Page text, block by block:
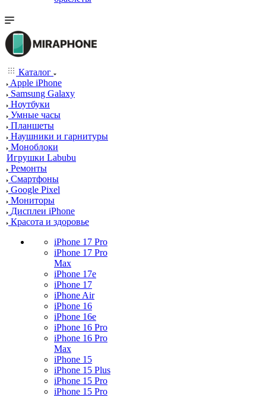
Каталог
Apple iPhone
Samsung Galaxy
Ноутбуки
Умные часы
Планшеты
Наушники и гарнитуры
Моноблоки
Игрушки Labubu
Ремонты
Смартфоны
Google Pixel
Мониторы
Дисплеи iPhone
Красота и здоровье
iPhone 17 Pro
iPhone 17 Pro
Max
iPhone 17e
iPhone 17
iPhone Air
iPhone 16
iPhone 16e
iPhone 16 Pro
iPhone 16 Pro
Max
iPhone 15
iPhone 15 Plus
iPhone 15 Pro
iPhone 15 Pro